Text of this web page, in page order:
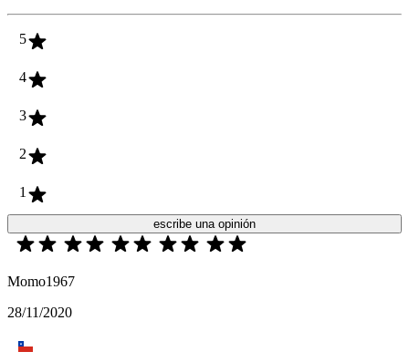
5
4
3
2
1
escribe una opinión
Momo1967
28/11/2020